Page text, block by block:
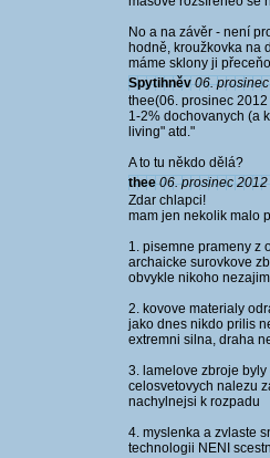
No a na závěr - není
hodně, kroužkovka na
máme sklony ji
Spytihněv 06.
thee(06. prosinec
1-2% dochovanych (a
living" atd."
A to tu někdo dělá?
thee 06. prosinec
Zdar chlapci!
mam jen nekolik malo
1. pisemne prameny z
archaicke surovkove
obvykle nikoho
2. kovove materialy
jako dnes nikdo prilis
extremni silna, draha
3. lamelove zbroje
celosvetovych nalezu
nachylnejsi k rozpadu
4. myslenka a zvlaste
technologii NENI